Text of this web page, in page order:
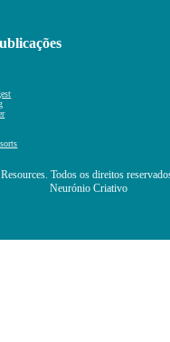
Todos os direitos
Neurónio Criativo